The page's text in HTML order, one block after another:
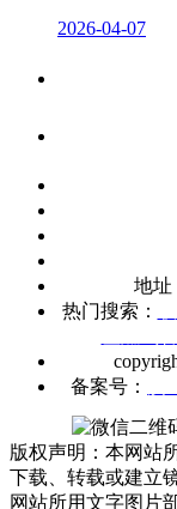
2026-04-07
地址
热门搜索：
备案号：
版权声明：本网站
下载、转载或建立
网站所用文字图片